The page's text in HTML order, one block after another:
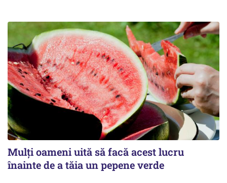
Mulți oameni uită să facă acest lucru
înainte de a tăia un pepene verde